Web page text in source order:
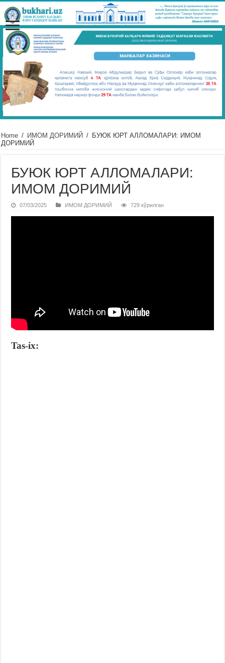
Home / ИМОМ ДОРИМИЙ / БУЮК ЮРТ АЛЛОМАЛАРИ: ИМОМ
ДОРИМИЙ
БУЮК ЮРТ АЛЛОМАЛАРИ:
ИМОМ ДОРИМИЙ
07/03/2025 ИМОМ ДОРИМИЙ 729 кўрилган
Tas-ix: